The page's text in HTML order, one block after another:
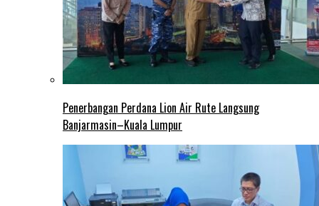
Penerbangan Perdana Lion Air Rute Langsung
Banjarmasin–Kuala Lumpur